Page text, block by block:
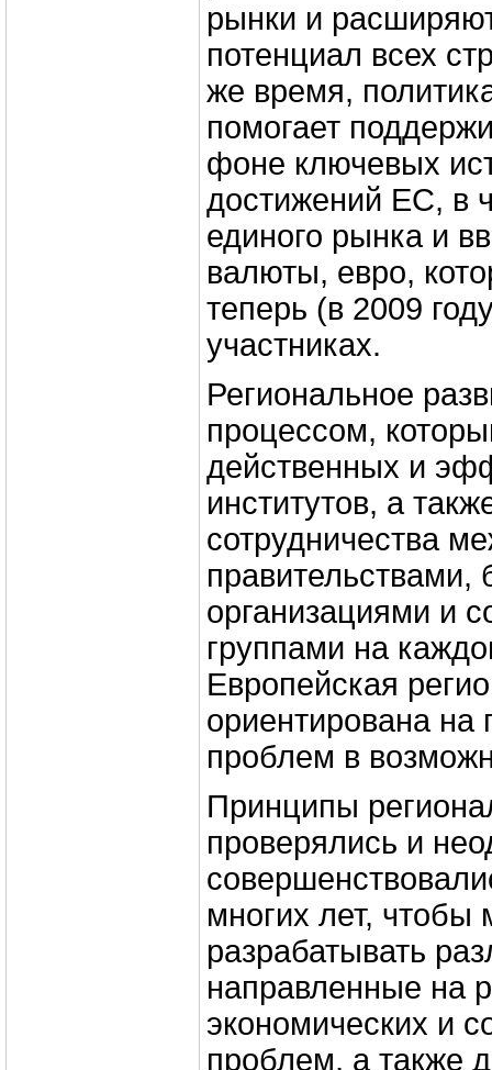
рынки и
потенциал всех
же время,
помогает
фоне ключевых
достижений ЕС, в
единого рынка и
валюты, евро,
теперь (в 2009
участниках.
Региональное
процессом,
действенных и
институтов, а
сотрудничества
правительствами,
организациями и
группами на
Европейская
ориентирована на
проблем в
Принципы
проверялись и
многих лет,
разрабатывать
направленные на
экономических и
проблем, а также